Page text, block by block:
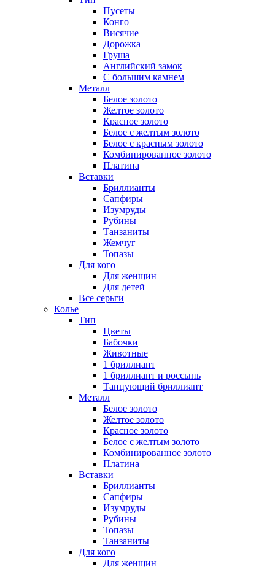
Пусеты
Конго
Висячие
Дорожка
Груша
Английский замок
С большим камнем
Металл
Белое золото
Желтое золото
Красное золото
Белое с желтым золото
Белое с красным золото
Комбинированное золото
Платина
Вставки
Бриллианты
Сапфиры
Изумруды
Рубины
Танзаниты
Жемчуг
Топазы
Для кого
Для женщин
Для детей
Все серьги
Колье
Тип
Цветы
Бабочки
Животные
1 бриллиант
1 бриллиант и россыпь
Танцующий бриллиант
Металл
Белое золото
Желтое золото
Красное золото
Белое с желтым золото
Комбинированное золото
Платина
Вставки
Бриллианты
Сапфиры
Изумруды
Рубины
Топазы
Танзаниты
Для кого
Для женщин